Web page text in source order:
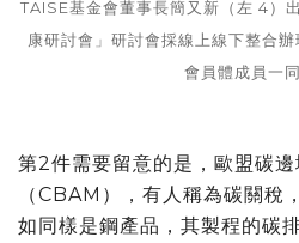
TAISE基金會董事長簡又新（左 4）
康研討會」研討會採線上線下整合
會員體成員一同
第2件需要留意的是，歐盟碳
（CBAM），有人稱為碳關稅
如同樣是鋼產品，其製程的碳